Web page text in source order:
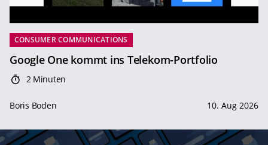
CONSUMER COMMUNICATIONS
Google One kommt ins Telekom-Portfolio
2 Minuten
Boris Boden 10. Aug 2026